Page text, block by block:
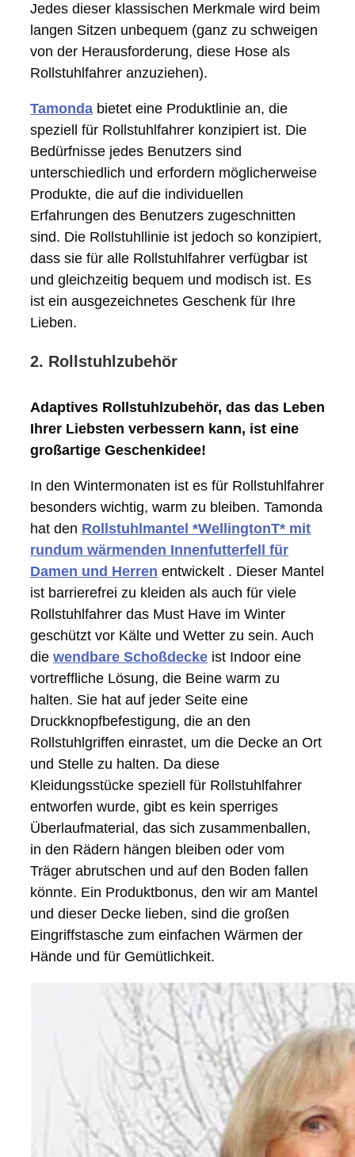
Jedes dieser klassischen Merkmale wird beim
langen Sitzen unbequem (ganz zu schweigen
von der Herausforderung, diese Hose als
Rollstuhlfahrer anzuziehen).
Tamonda bietet eine Produktlinie an, die
speziell für Rollstuhlfahrer konzipiert ist. Die
Bedürfnisse jedes Benutzers sind
unterschiedlich und erfordern möglicherweise
Produkte, die auf die individuellen
Erfahrungen des Benutzers zugeschnitten
sind. Die Rollstuhllinie ist jedoch so konzipiert,
dass sie für alle Rollstuhlfahrer verfügbar ist
und gleichzeitig bequem und modisch ist. Es
ist ein ausgezeichnetes Geschenk für Ihre
Lieben.
2. Rollstuhlzubehör
Adaptives Rollstuhlzubehör, das das Leben
Ihrer Liebsten verbessern kann, ist eine
großartige Geschenkidee!
In den Wintermonaten ist es für Rollstuhlfahrer
besonders wichtig, warm zu bleiben. Tamonda
hat den Rollstuhlmantel *WellingtonT* mit
rundum wärmenden Innenfutterfell für
Damen und Herren entwickelt . Dieser Mantel
ist barrierefrei zu kleiden als auch für viele
Rollstuhlfahrer das Must Have im Winter
geschützt vor Kälte und Wetter zu sein. Auch
die wendbare Schoßdecke ist Indoor eine
vortreffliche Lösung, die Beine warm zu
halten. Sie hat auf jeder Seite eine
Druckknopfbefestigung, die an den
Rollstuhlgriffen einrastet, um die Decke an Ort
und Stelle zu halten. Da diese
Kleidungsstücke speziell für Rollstuhlfahrer
entworfen wurde, gibt es kein sperriges
Überlaufmaterial, das sich zusammenballen,
in den Rädern hängen bleiben oder vom
Träger abrutschen und auf den Boden fallen
könnte. Ein Produktbonus, den wir am Mantel
und dieser Decke lieben, sind die großen
Eingriffstasche zum einfachen Wärmen der
Hände und für Gemütlichkeit.